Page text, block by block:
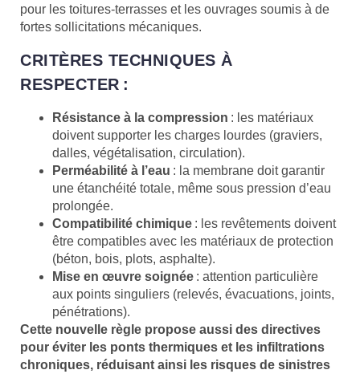
pour les toitures-terrasses et les ouvrages soumis à de
fortes sollicitations mécaniques.
CRITÈRES TECHNIQUES À
RESPECTER :
Résistance à la compression : les matériaux
doivent supporter les charges lourdes (graviers,
dalles, végétalisation, circulation).
Perméabilité à l’eau : la membrane doit garantir
une étanchéité totale, même sous pression d’eau
prolongée.
Compatibilité chimique : les revêtements doivent
être compatibles avec les matériaux de protection
(béton, bois, plots, asphalte).
Mise en œuvre soignée : attention particulière
aux points singuliers (relevés, évacuations, joints,
pénétrations).
Cette nouvelle règle propose aussi des directives
pour éviter les ponts thermiques et les infiltrations
chroniques, réduisant ainsi les risques de sinistres